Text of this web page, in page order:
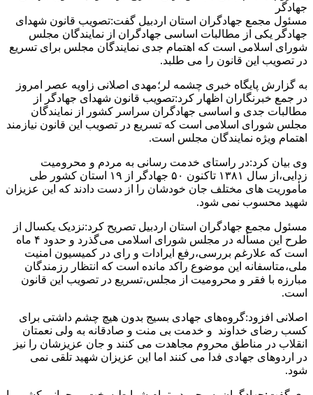
مسئول مجمع جهادگران استان اردبیل‌ گفت:تصویب قانون شهدای
جهادگر یکی از مطالبات اساسی جهادگران از نمایندگان مجلس
شورای اسلامی است که اهتمام جدی نمایندگان مجلس برای تسریع
در تصویب این قانون را می طلبد.
به گزارش پایگاه خبری چشمه لر؛مهدی اصلانی زاویه عصر امروز
در جمع خبرنگاران اظهار کرد:تصویب قانون شهدای جهادگر از
مطالبات جدی و اساسی جهادگران سراسر کشور از نمایندگان
مجلس شورای اسلامی است که تسریع در تصویب این قانون نیازمند
اهتمام ویژه نمایندگان مجلس است.
وی‌ بیان کرد:در راستای خدمت رسانی به مردم و محرومیت
زدایی،از سال ۱۳۸۱ تاکنون ۵۰ جهادگر از ۱۹ استان کشور طی
مأموریت های مختلف جان خودشان را از دست دادند که این عزیزان
شهید محسوب نمی شود.
مسئول مجمع جهادگران استان اردبیل تصریح کرد:نزدیک یکسال از
طرح این مسأله در مجلس شورای اسلامی می‌گذرد و حدود ۴ ماه
است که علارغم بررسی،رفع ایرادات و رای در کمیسیون امنیت
ملی،متاسفانه این موضوع راکد مانده است که انتظار رزمندگان
مبارزه با فقر و محرومیت از مجلس،تسریع در تصویب این قانون
است.
اصلانی افزود:گروه‌های جهادی بسیج بدون هیچ چشم داشتی برای
کسب رضای خداوند و خدمت بی منت و صادقانه به ولی نعمتان
انقلاب در مناطق محروم مجاهدت می کنند و جان عزیزشان را نیز
در اردوهای جهادی فدا می کنند اما این عزیزان شهید تلقی نمی
شود.